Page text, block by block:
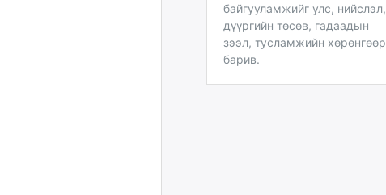
байгууламжийг улс, нийслэл,
дүүргийн төсөв, гадаадын
зээл, тусламжийн хөрөнгөөр
барив.